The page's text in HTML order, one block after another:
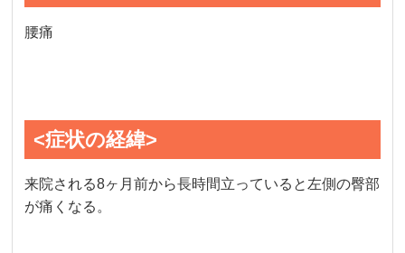
腰痛
<症状の経緯>
来院される8ヶ月前から長時間立っていると左側の臀部
が痛くなる。